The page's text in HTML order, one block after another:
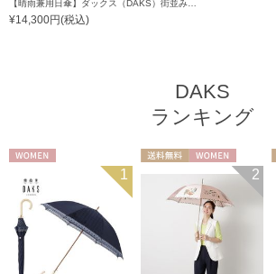
¥14,300円(税込)
DAKS
ランキング
1 2